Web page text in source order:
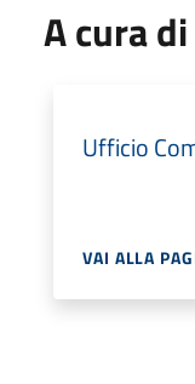
A cura di
Ufficio
VAI ALLA